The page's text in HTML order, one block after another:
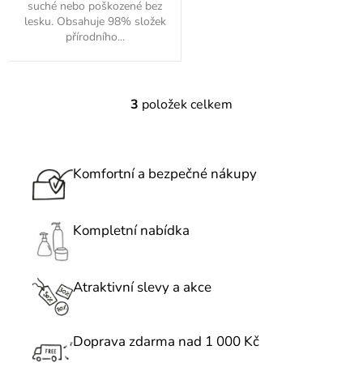
suché nebo poškozené bez
lesku. Obsahuje 98% složek
přírodního...
O
á
c
r
y
3 položek celkem
Komfortní a bezpečné nákupy
Kompletní nabídka
Atraktivní slevy a akce
Doprava zdarma nad 1 000 Kč